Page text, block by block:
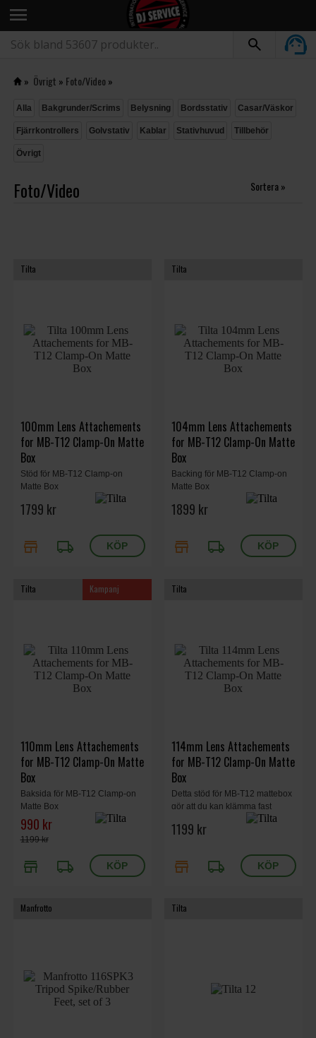
menu
» Övrigt » Foto/Video»
Alla Bakgrunder/Scrims Belysning Bordsstativ Casar/Väskor
Fjärrkontrollers Golvstativ Kablar Stativhuvud Tillbehör
Övrigt
Foto/Video Sortera »
Tilta
100mm Lens Attachements
for MB-T12 Clamp-On Matte
Box
Stöd för MB-T12 Clamp-on
Matte Box
1799 kr
store local_shipping
Tilta
104mm Lens Attachements
for MB-T12 Clamp-On Matte
Box
Backing för MB-T12 Clamp-on
Matte Box
1899 kr
store local_shipping
Tilta Kampanj
110mm Lens Attachements
for MB-T12 Clamp-On Matte
Box
Baksida för MB-T12 Clamp-on
Matte Box
990 kr
1199 kr
store local_shipping
Tilta
114mm Lens Attachements
for MB-T12 Clamp-On Matte
Box
Detta stöd för MB-T12 mattebox
gör att du kan klämma fast
matteboxen på objektiv med en
given frontdiameter.
1199 kr
store local_shipping
Manfrotto Tilta